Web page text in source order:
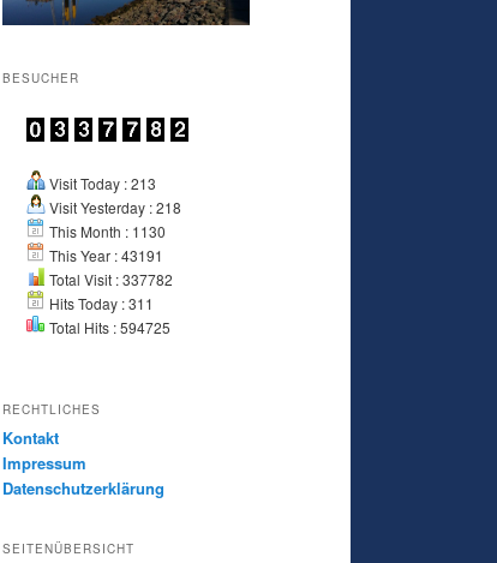
BESUCHER
Visit Today : 213
Visit Yesterday : 218
This Month : 1130
This Year : 43191
Total Visit : 337782
Hits Today : 311
Total Hits : 594725
RECHTLICHES
Kontakt
Impressum
Datenschutzerklärung
SEITENÜBERSICHT